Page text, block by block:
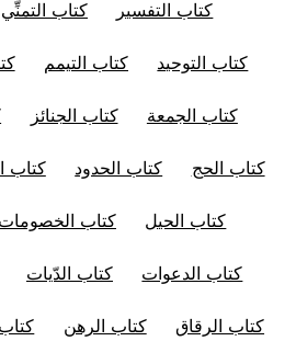
كتاب التفسير كتاب التمنِّي
كتاب التوحيد كتاب التيمم
كتاب الجمعة كتاب الجنائز
كتاب الحج كتاب الحدود كتاب
كتاب الحيل كتاب الخصومات
كتاب الدعوات كتاب الدّيات
كتاب الرقاق كتاب الرهن